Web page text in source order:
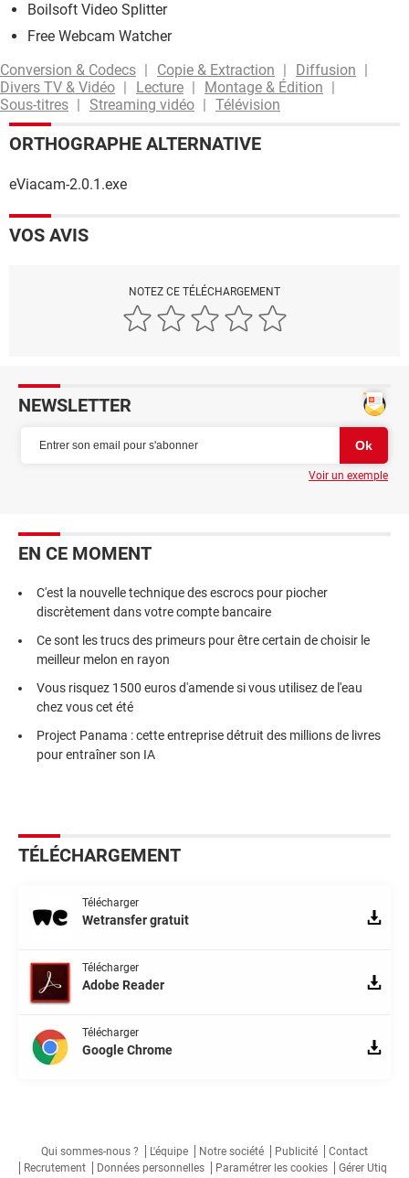
Boilsoft Video Splitter
Free Webcam Watcher
Conversion & Codecs
Copie & Extraction
Diffusion
Divers TV & Vidéo
Lecture
Montage & Édition
Sous-titres
Streaming vidéo Télévision
ORTHOGRAPHE ALTERNATIVE
eViacam-2.0.1.exe
VOS AVIS
NOTEZ CE TÉLÉCHARGEMENT
NEWSLETTER
Voir un exemple
EN CE MOMENT
C'est la nouvelle technique des escrocs pour piocher
discrètement dans votre compte bancaire
Ce sont les trucs des primeurs pour être certain de choisir le
meilleur melon en rayon
Vous risquez 1500 euros d'amende si vous utilisez de l'eau
chez vous cet été
Project Panama : cette entreprise détruit des millions de livres
pour entraîner son IA
TÉLÉCHARGEMENT
Télécharger
Wetransfer gratuit
Télécharger
Adobe Reader
Télécharger
Google Chrome
Qui sommes-nous ? L'équipe Notre société Publicité
Contact
Recrutement
Données personnelles Paramétrer les cookies Gérer Utiq